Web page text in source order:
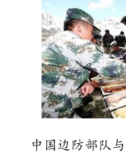
中国边防部队